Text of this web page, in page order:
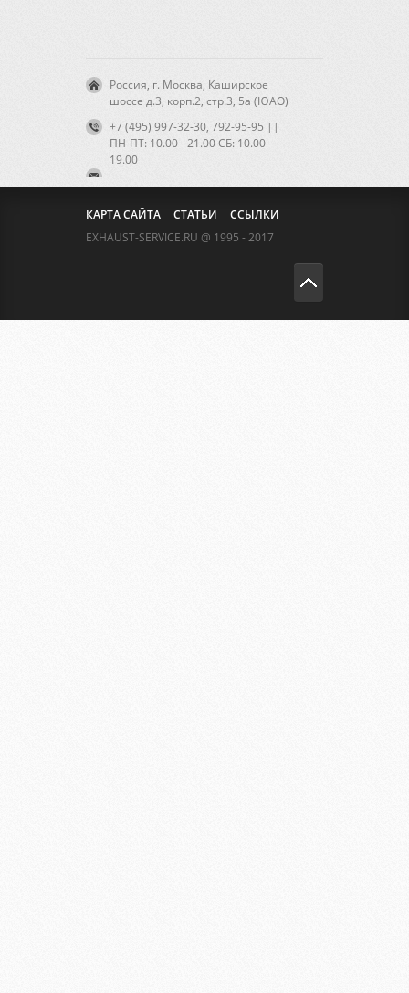
Россия, г. Москва, Каширское
шоссе д.3, корп.2, стр.3, 5а (ЮАО)
+7 (495) 997-32-30, 792-95-95 ||
ПН-ПТ: 10.00 - 21.00 CБ: 10.00 -
19.00
КАРТА САЙТА СТАТЬИ
ССЫЛКИ
EXHAUST-SERVICE.RU @ 1995 - 2017